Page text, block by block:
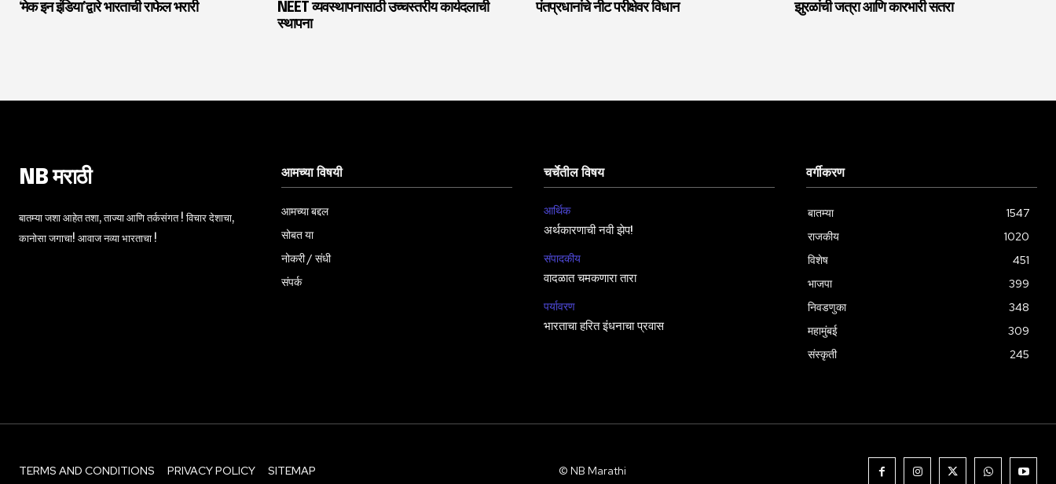
‘मेक इन इंडिया’द्वारे भारताची राफेल भरारी
NEET व्यवस्थापनासाठी उच्चस्तरीय कार्यदलाची
स्थापना
पंतप्रधानांचे नीट परीक्षेवर विधान झुरळांची जत्रा आणि कारभारी सतरा
NB मराठी
बातम्या जशा आहेत तशा, ताज्या आणि तर्कसंगत ! विचार देशाचा,
कानोसा जगाचा! आवाज नव्या भारताचा !
आमच्या विषयी
आमच्या बद्दल
सोबत या
नोकरी / संधी
संपर्क
चर्चेतील विषय
आर्थिक
अर्थकारणाची नवी झेप!
संपादकीय
वादळात चमकणारा तारा
पर्यावरण
भारताचा हरित इंधनाचा प्रवास
वर्गीकरण
बातम्या
1547
राजकीय
1020
विशेष
451
भाजपा
399
निवडणुका
348
महामुंबई
309
संस्कृती
245
TERMS AND CONDITIONS PRIVACY POLICY SITEMAP © NB Marathi